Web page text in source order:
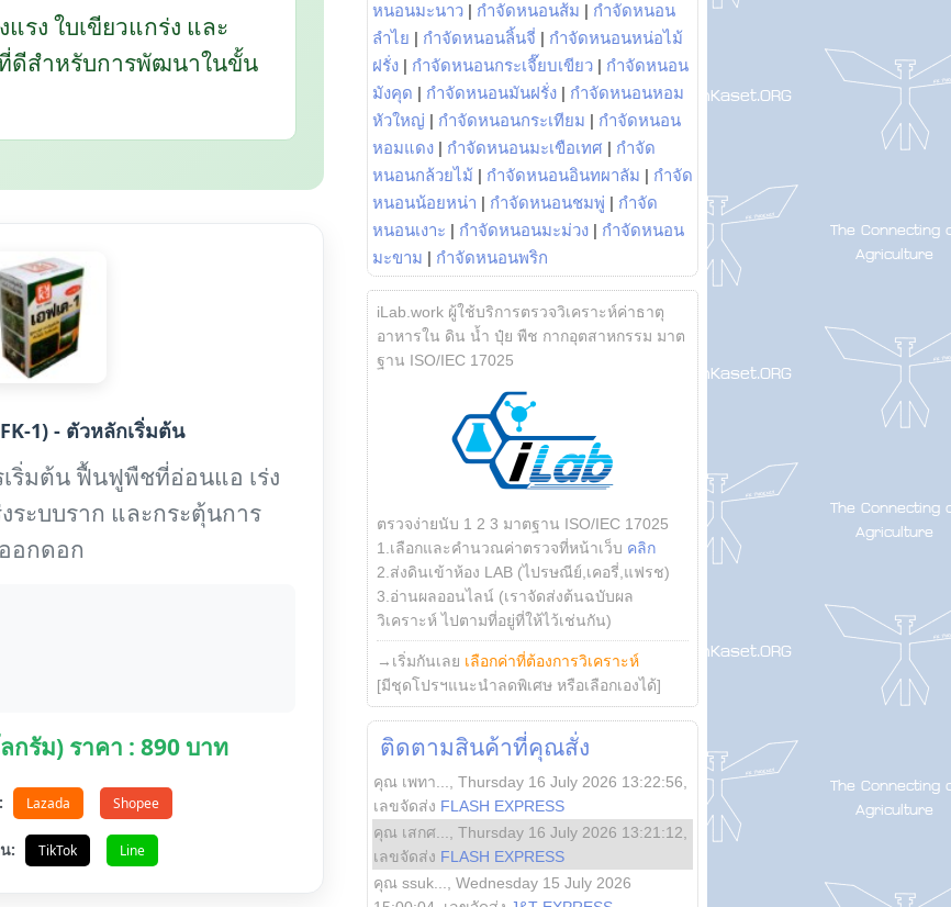
รง ใบเขียวแกร่ง และ
ที่ดีสำหรับการพัฒนาในขั้น
1) - ตัวหลักเริ่มต้น
ริ่มต้น ฟื้นฟูพืชที่อ่อนแอ เร่ง
ระบบราก และกระตุ้นการ
ออกดอก
กรัม) ราคา : 890 บาท
Lazada Shopee
: TikTok Line
หนอนมะนาว | กำจัดหนอนส้ม | กำจัดหนอน
ลำไย | กำจัดหนอนลิ้นจี่ | กำจัดหนอนหน่อไม้
ฝรั่ง | กำจัดหนอนกระเจี๊ยบเขียว | กำจัดหนอน
มังคุด | กำจัดหนอนมันฝรั่ง | กำจัดหนอนหอม
หัวใหญ่ | กำจัดหนอนกระเทียม | กำจัดหนอน
หอมแดง | กำจัดหนอนมะเขือเทศ | กำจัด
หนอนกล้วยไม้ | กำจัดหนอนอินทผาลัม | กำจัด
หนอนน้อยหน่า | กำจัดหนอนชมพู่ | กำจัด
หนอนเงาะ | กำจัดหนอนมะม่วง | กำจัดหนอน
มะขาม | กำจัดหนอนพริก
iLab.work ผู้ใช้บริการตรวจวิเคราะห์ค่าธาตุ
อาหารใน ดิน น้ำ ปุ๋ย พืช กากอุตสาหกรรม มาต
ฐาน ISO/IEC 17025
ตรวจง่ายนับ 1 2 3 มาตฐาน ISO/IEC 17025
1.เลือกและคำนวณค่าตรวจที่หน้าเว็บ คลิก
2.ส่งดินเข้าห้อง LAB (ไปรษณีย์,เคอรี่,แฟรช)
3.อ่านผลออนไลน์ (เราจัดส่งต้นฉบับผล
วิเคราะห์ ไปตามที่อยู่ที่ให้ไว้เช่นกัน)
→เริ่มกันเลย เลือกค่าที่ต้องการวิเคราะห์
[มีชุดโปรฯแนะนำลดพิเศษ หรือเลือกเองได้]
ติดตามสินค้าที่คุณสั่ง
คุณ เพทา... Thursday 16 July 2026 13:22:56
เลขจัดส่ง FLASH EXPRESS
คุณ เสกศ...
Thursday 16 July 2026 13:21:12
เลขจัดส่ง FLASH EXPRESS
คุณ ssuk...
Wednesday 15 July 2026